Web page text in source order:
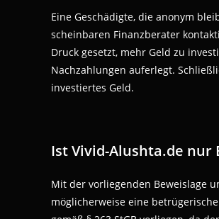
Eine Geschädigte, die anonym
scheinbaren Finanzberater
Druck gesetzt, mehr Geld zu
Nachzahlungen auferlegt.
investiertes Geld.
Ist Vivid-Alushta.de nur
Mit der vorliegenden Beweislage
möglicherweise eine